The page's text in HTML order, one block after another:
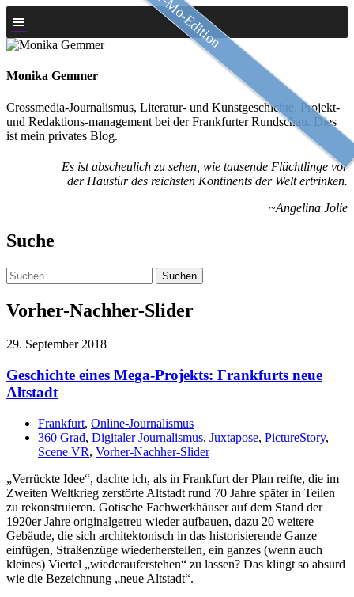
Zum
Inhalt
springen
Monika Gemmer
Crossmedia-Journalismus, Literatur- und Kunstgeschichte. Projekt-
und Redaktions-management bei der Frankfurter Rundschau. Dies
ist mein privates Blog.
Es ist abscheulich zu sehen, wie tausende Flüchtlinge vor
der Haustür des reichsten Kontinents der Welt ertrinken.
~Angelina Jolie
Suche
Suchen
nach:
Vorher-Nachher-Slider
29. September 2018
Geschichte eines Mega-Projekts: Frankfurts neue
Altstadt
Frankfurt, Online-Journalismus
360 Grad, Digitaler Journalismus, Juxtapose, PictureStory,
Scene VR, Vorher-Nachher-Slider
„Verrückte Idee“, dachte ich, als in Frankfurt der Plan reifte, die im
Zweiten Weltkrieg zerstörte Altstadt rund 70 Jahre später in Teilen
zu rekonstruieren. Gotische Fachwerkhäuser auf dem Stand der
1920er Jahre originalgetreu wieder aufbauen, dazu 20 weitere
Gebäude, die sich architektonisch in das historisierende Ganze
einfügen, Straßenzüge wiederherstellen, ein ganzes (wenn auch
kleines) Viertel „wiederauferstehen“ zu lassen? Das klingt so absurd
wie die Bezeichnung „neue Altstadt“.